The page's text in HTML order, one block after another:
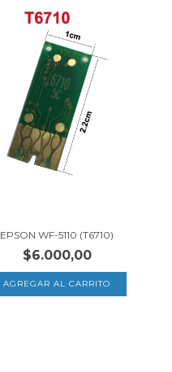
EPSON WF-5110 (T6710)
$6.000,00